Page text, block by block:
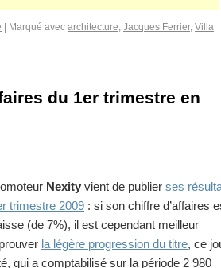
Marqué avec architecture, Jacques Ferrier, Villa
du 1er trimestre en
Nexity vient de publier ses
trimestre 2009 : si son chiffre d’affaires
(de 7%), il est cependant meilleur
la légère progression du titre, ce
qui a comptabilisé sur la période 2 980